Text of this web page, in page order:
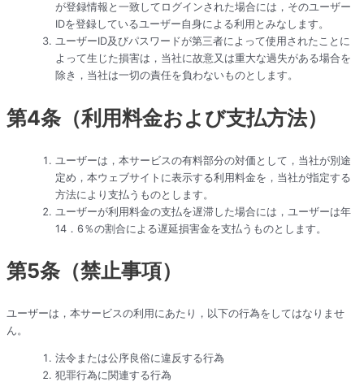
が登録情報と一致してログインされた場合には，そのユーザー
IDを登録しているユーザー自身による利用とみなします。
ユーザーID及びパスワードが第三者によって使用されたことに
よって生じた損害は，当社に故意又は重大な過失がある場合を
除き，当社は一切の責任を負わないものとします。
第4条（利用料金および支払方法）
ユーザーは，本サービスの有料部分の対価として，当社が別途
定め，本ウェブサイトに表示する利用料金を，当社が指定する
方法により支払うものとします。
ユーザーが利用料金の支払を遅滞した場合には，ユーザーは年
14．6％の割合による遅延損害金を支払うものとします。
第5条（禁止事項）
ユーザーは，本サービスの利用にあたり，以下の行為をしてはなりませ
ん。
法令または公序良俗に違反する行為
犯罪行為に関連する行為